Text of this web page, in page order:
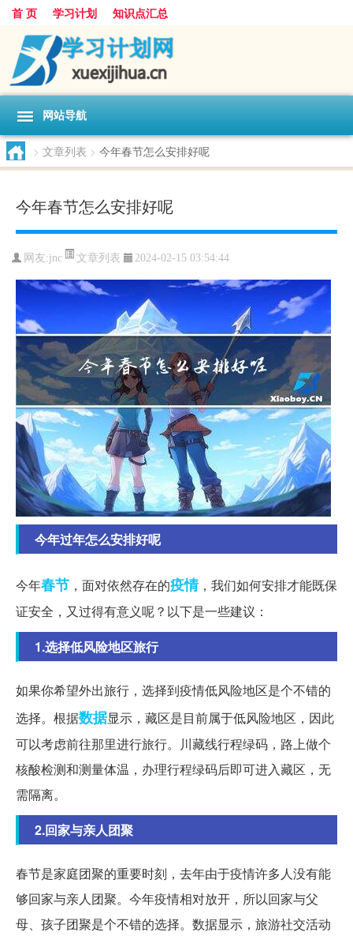
首 页 学习计划 知识点汇总
网站导航
> 文章列表 > 今年春节怎么安排好呢
今年春节怎么安排好呢
网友:jnc 文章列表 2024-02-15 03:54:44
今年过年怎么安排好呢
今年春节 ，面对依然存在的疫情，我们如何安排才能既保
证安全，又过得有意义呢？以下是一些建议：
1.选择低风险地区旅行
如果你希望外出旅行，选择到疫情低风险地区是个不错的
选择。根据数据显示，藏区是目前属于低风险地区，因此
可以考虑前往那里进行旅行。川藏线行程绿码，路上做个
核酸检测和测量体温，办理行程绿码后即可进入藏区，无
需隔离。
2.回家与亲人团聚
春节是家庭团聚的重要时刻，去年由于疫情许多人没有能
够回家与亲人团聚。今年疫情相对放开，所以回家与父
母、孩子团聚是个不错的选择。数据显示，旅游社交活动